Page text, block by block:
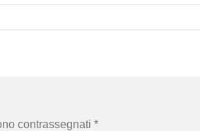
contrassegnati *